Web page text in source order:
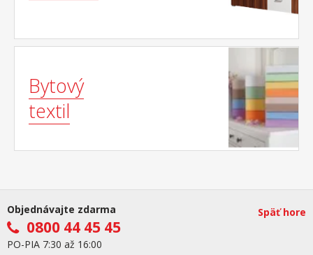
Bytový
textil
Objednávajte zdarma
0800 44 45 45
PO-PIA 7:30 až 16:00
Späť hore